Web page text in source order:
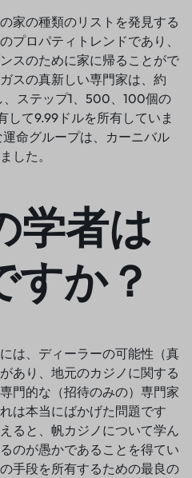
家の種類のリストを発見する
プロパティトレンドであり、
スのために家に帰ることがで
スの真新しい専門家は、約
ステップ1、500、100個の
して9.99ドルを所有していま
命グループは、カーニバル
した。
学者は
すか？
は、ディーラーの可能性（真
あり、地元のカジノに関する
門的な（招待のみの）専門家
は本当にばかげた問題です
ると、帆カジノについて学ん
のが愚かであることを得てい
手段を所有するための最良の